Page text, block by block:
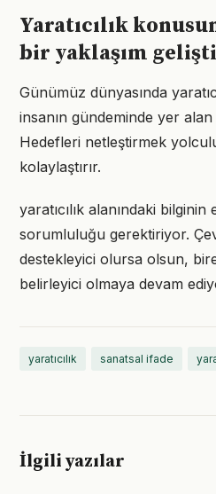
Yaratıcılık
bir yaklaşım
Günümüz dünyasında
insanın gündeminde yer
Hedefleri netleştirmek
kolaylaştırır.
yaratıcılık alanındaki
sorumluluğu gerektiriyor.
destekleyici olursa olsun,
belirleyici olmaya devam
yaratıcılık sanatsal ifade
İlgili yazılar